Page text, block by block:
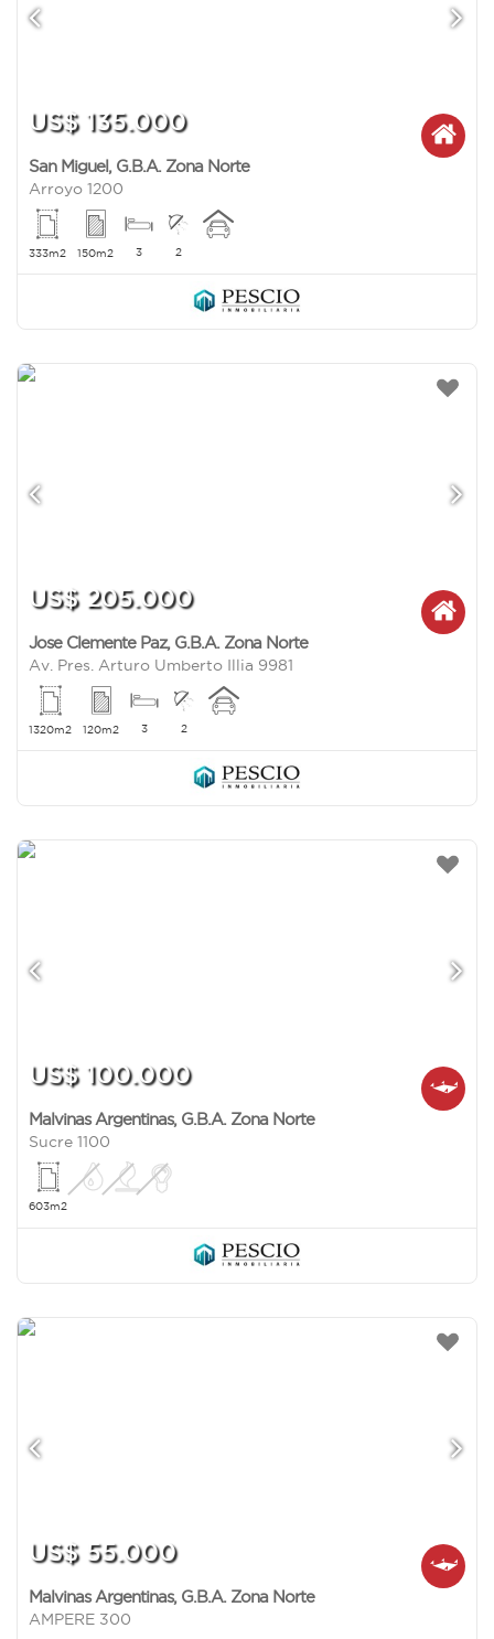
US$ 135.000
San Miguel, G.B.A. Zona Norte
Arroyo 1200
333m2 150m2 3 2
US$ 205.000
Jose Clemente Paz, G.B.A. Zona Norte
Av. Pres. Arturo Umberto Illia 9981
1320m2 120m2 3 2
US$ 100.000
Malvinas Argentinas, G.B.A. Zona Norte
Sucre 1100
603m2
US$ 55.000
Malvinas Argentinas, G.B.A. Zona Norte
AMPERE 300